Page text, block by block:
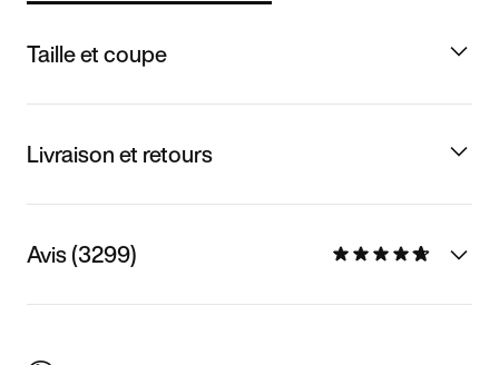
Taille et coupe
Livraison et retours
Avis (3299)